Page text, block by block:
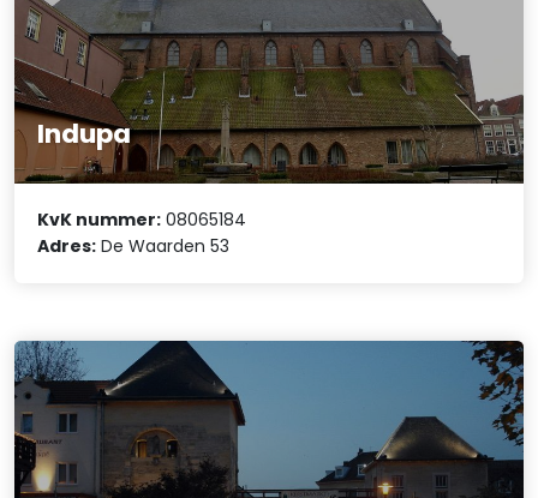
Indupa
KvK nummer: 08065184
Adres: De Waarden 53